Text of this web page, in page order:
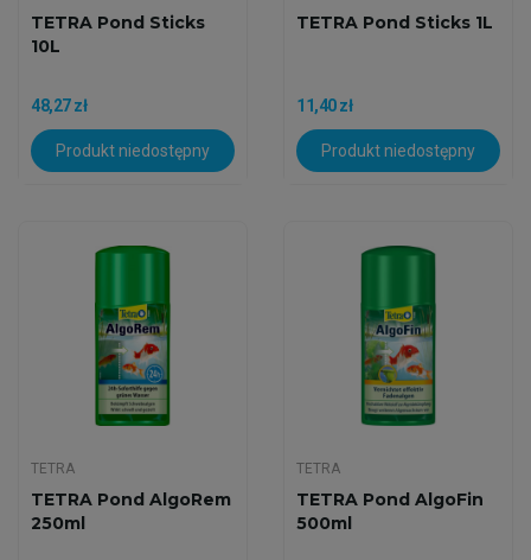
TETRA Pond Sticks
10L
48,27 zł
Produkt niedostępny
TETRA Pond Sticks 1L
11,40 zł
Produkt niedostępny
TETRA
TETRA Pond AlgoRem
250ml
TETRA
TETRA Pond AlgoFin
500ml